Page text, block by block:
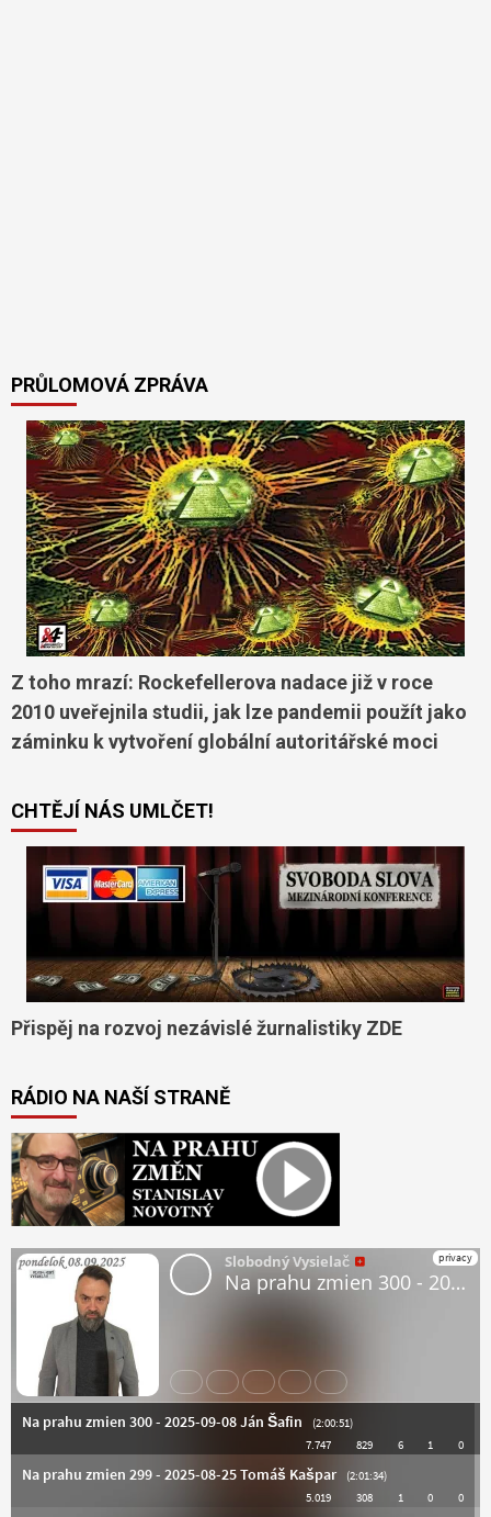
PRŮLOMOVÁ ZPRÁVA
Z toho mrazí: Rockefellerova nadace již v roce
2010 uveřejnila studii, jak lze pandemii použít jako
záminku k vytvoření globální autoritářské moci
CHTĚJÍ NÁS UMLČET!
Přispěj na rozvoj nezávislé žurnalistiky ZDE
RÁDIO NA NAŠÍ STRANĚ